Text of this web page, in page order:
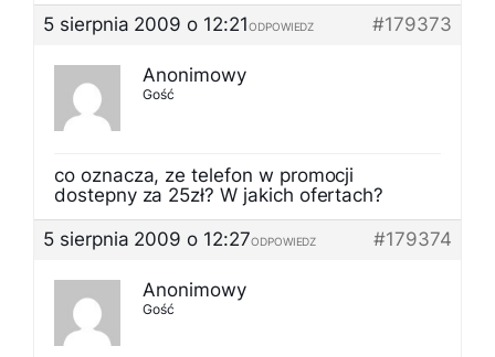
5 sierpnia 2009 o 12:21
#179373
ODPOWIEDZ
Anonimowy
Gość
co oznacza, ze telefon w promocji
dostepny za 25zł? W jakich ofertach?
5 sierpnia 2009 o 12:27
#179374
ODPOWIEDZ
Anonimowy
Gość